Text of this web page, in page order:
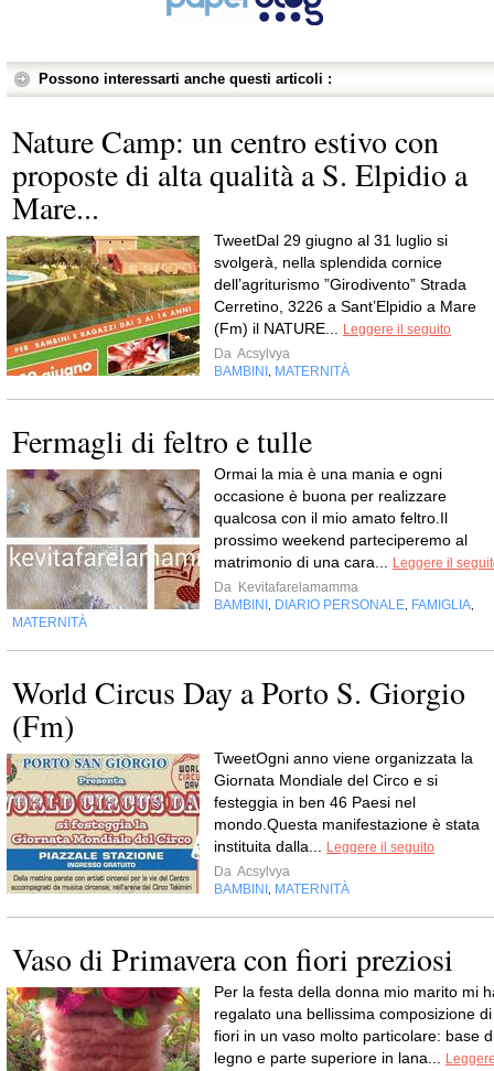
Possono interessarti anche questi articoli :
Nature Camp: un centro estivo con
proposte di alta qualità a S. Elpidio a
Mare...
TweetDal 29 giugno al 31 luglio si
svolgerà, nella splendida cornice
dell’agriturismo ”Girodivento” Strada
Cerretino, 3226 a Sant’Elpidio a Mare
(Fm) il NATURE...
Leggere il seguito
Da Acsylvya
BAMBINI MATERNITÀ
Fermagli di feltro e tulle
Ormai la mia è una mania e ogni
occasione è buona per realizzare
qualcosa con il mio amato feltro.Il
prossimo weekend parteciperemo al
matrimonio di una cara...
Leggere il
Da Kevitafarelamamma
BAMBINI DIARIO PERSONALE FAMIGLIA
MATERNITÀ
World Circus Day a Porto S. Giorgio
(Fm)
TweetOgni anno viene organizzata la
Giornata Mondiale del Circo e si
festeggia in ben 46 Paesi nel
mondo.Questa manifestazione è stata
instituita dalla...
Leggere il seguito
Da Acsylvya
BAMBINI MATERNITÀ
Vaso di Primavera con fiori preziosi
Per la festa della donna mio marito mi
regalato una bellissima composizione di
fiori in un vaso molto particolare: base
legno e parte superiore in lana...